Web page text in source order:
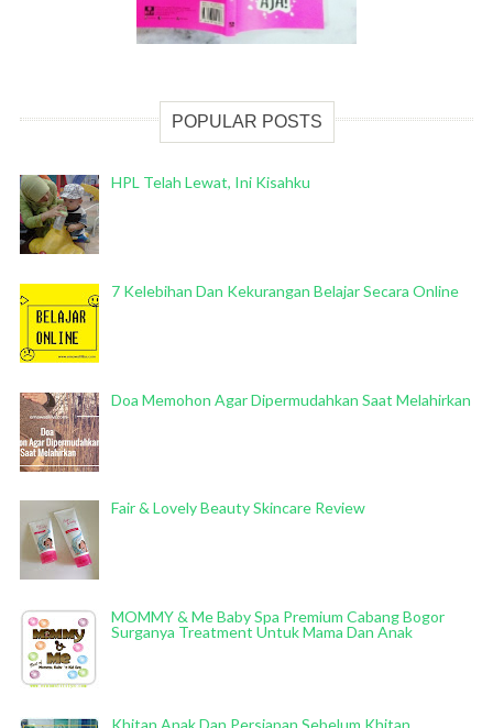
POPULAR POSTS
HPL Telah Lewat, Ini Kisahku
7 Kelebihan Dan Kekurangan Belajar Secara Online
Doa Memohon Agar Dipermudahkan Saat Melahirkan
Fair & Lovely Beauty Skincare Review
MOMMY & Me Baby Spa Premium Cabang Bogor
Surganya Treatment Untuk Mama Dan Anak